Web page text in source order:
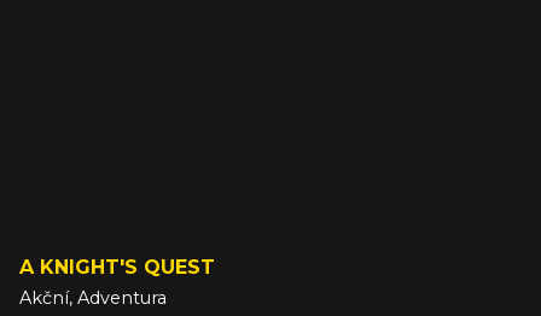
A KNIGHT'S QUEST
Akční, Adventura